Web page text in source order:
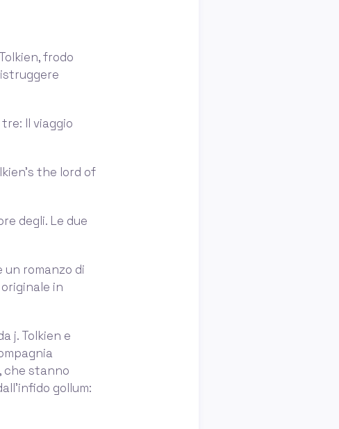
frodo
Il viaggio
the lord of
degli. Le due
romanzo di
in
j. Tolkien e
che stanno
gollum: